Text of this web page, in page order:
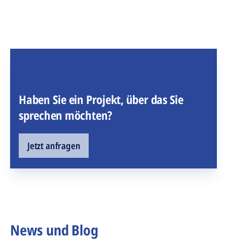
Haben Sie ein Projekt, über das Sie
sprechen möchten?
Jetzt anfragen
News und Blog